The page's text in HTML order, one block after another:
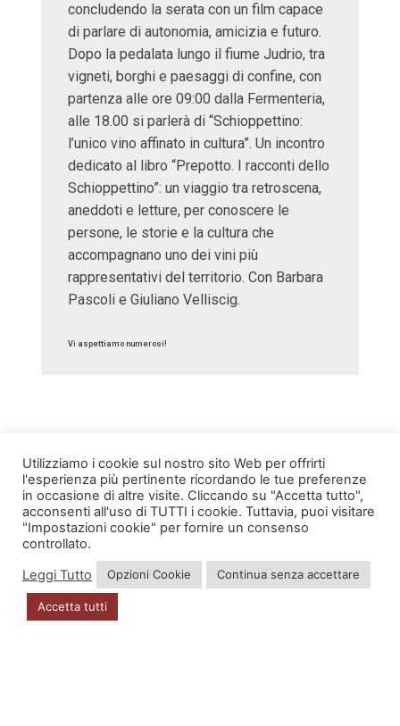
concludendo la serata con un film capace
di parlare di autonomia, amicizia e futuro.
Dopo la pedalata lungo il fiume Judrio, tra
vigneti, borghi e paesaggi di confine, con
partenza alle ore 09:00 dalla Fermenteria,
alle 18.00 si parlerà di “Schioppettino:
l’unico vino affinato in cultura”. Un incontro
dedicato al libro “Prepotto. I racconti dello
Schioppettino”: un viaggio tra retroscena,
aneddoti e letture, per conoscere le
persone, le storie e la cultura che
accompagnano uno dei vini più
rappresentativi del territorio. Con Barbara
Pascoli e Giuliano Velliscig.
Vi aspettiamo numerosi!
INFO
Account
Privacy Policy
Utilizziamo i cookie sul nostro sito Web per offrirti
l'esperienza più pertinente ricordando le tue preferenze
in occasione di altre visite. Cliccando su "Accetta tutto",
acconsenti all'uso di TUTTI i cookie. Tuttavia, puoi visitare
"Impostazioni cookie" per fornire un consenso
controllato.
Leggi Tutto
Opzioni Cookie Continua senza accettare
Accetta tutti